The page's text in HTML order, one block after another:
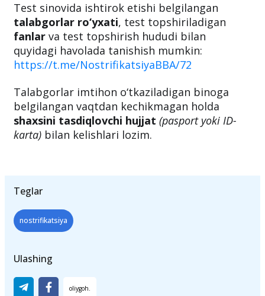
Test sinovida ishtirok etishi belgilangan
talabgorlar ro‘yxati, test topshiriladigan
fanlar va test topshirish hududi bilan
quyidagi havolada tanishish mumkin:
https://t.me/NostrifikatsiyaBBA/72
Talabgorlar imtihon o‘tkaziladigan binoga
belgilangan vaqtdan kechikmagan holda
shaxsini tasdiqlovchi hujjat (pasport yoki ID-
karta) bilan kelishlari lozim.
Teglar
nostrifikatsiya
Ulashing